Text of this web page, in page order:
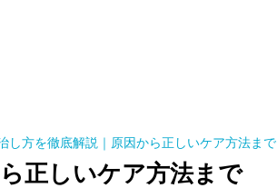
し方を徹底解説｜原因から正しいケア方法まで
正しいケア方法まで